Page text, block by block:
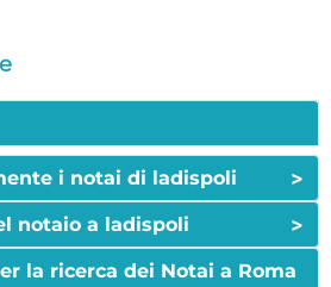
i notai di ladispoli >
notaio a ladispoli >
la ricerca dei Notai a Roma